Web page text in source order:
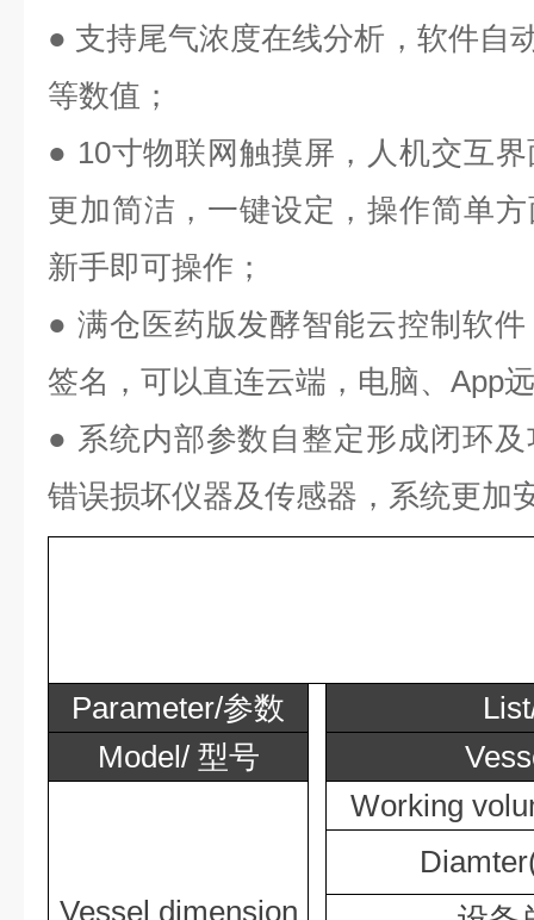
● 支持尾气浓度在线分析，软件自
等数值；
● 10寸物联网触摸屏，人机交互
更加简洁，一键设定，操作简单
新手即可操作；
● 满仓医药版发酵智能云控制软
签名，可以直连云端，电脑、App
● 系统内部参数自整定形成闭环
错误损坏仪器及传感器，系统更加
Parameter/参数
Model/ 型号
Vessel dimension
Working